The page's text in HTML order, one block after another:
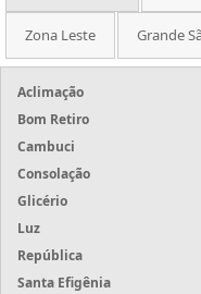
Zona Leste Grande
Aclimação
Bom Retiro
Cambuci
Consolação
Glicério
Luz
República
Santa Efigênia